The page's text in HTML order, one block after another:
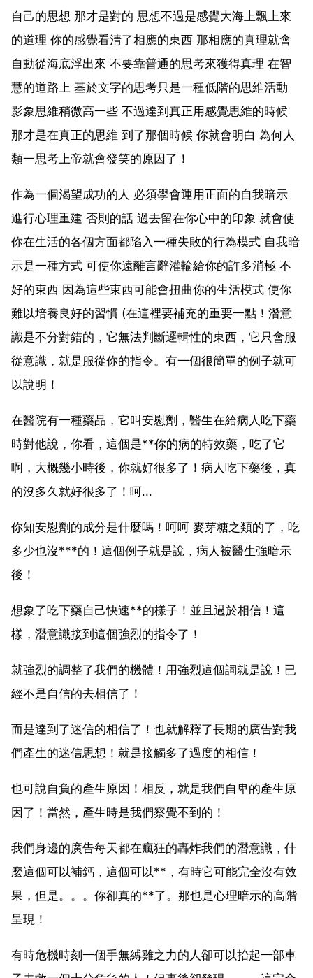
自己的思想 那才是對的 思想不過是感覺大海上飄上來
的道理 你的感覺看清了相應的東西 那相應的真理就會
自動從海底浮出來 不要靠普通的思考來獲得真理 在智
慧的道路上 基於文字的思考只是一種低階的思維活動
影象思維稍微高一些 不過達到真正用感覺思維的時候
那才是在真正的思維 到了那個時候 你就會明白 為何人
類一思考上帝就會發笑的原因了！
作為一個渴望成功的人 必須學會運用正面的自我暗示
進行心理重建 否則的話 過去留在你心中的印象 就會使
你在生活的各個方面都陷入一種失敗的行為模式 自我暗
示是一種方式 可使你遠離言辭灌輸給你的許多消極 不
好的東西 因為這些東西可能會扭曲你的生活模式 使你
難以培養良好的習慣 (在這裡要補充的重要一點！潛意
識是不分對錯的，它無法判斷邏輯性的東西，它只會服
從意識，就是服從你的指令。有一個很簡單的例子就可
以說明！
在醫院有一種藥品，它叫安慰劑，醫生在給病人吃下藥
時對他說，你看，這個是**你的病的特效藥，吃了它
啊，大概幾小時後，你就好很多了！病人吃下藥後，真
的沒多久就好很多了！呵...
你知安慰劑的成分是什麼嗎！呵呵 麥芽糖之類的了，吃
多少也沒***的！這個例子就是說，病人被醫生強暗示
後！
想象了吃下藥自己快速**的樣子！並且過於相信！這
樣，潛意識接到這個強烈的指令了！
就強烈的調整了我們的機體！用強烈這個詞就是說！已
經不是自信的去相信了！
而是達到了迷信的相信了！也就解釋了長期的廣告對我
們產生的迷信思想！就是接觸多了過度的相信！
也可說自負的產生原因！相反，就是我們自卑的產生原
因了！當然，產生時是我們察覺不到的！
我們身邊的廣告每天都在瘋狂的轟炸我們的潛意識，什
麼這個可以補鈣，這個可以**，有時它可能完全沒有效
果，但是。。。你卻真的**了。那也是心理暗示的高階
呈現！
有時危機時刻一個手無縛雞之力的人卻可以抬起一部車